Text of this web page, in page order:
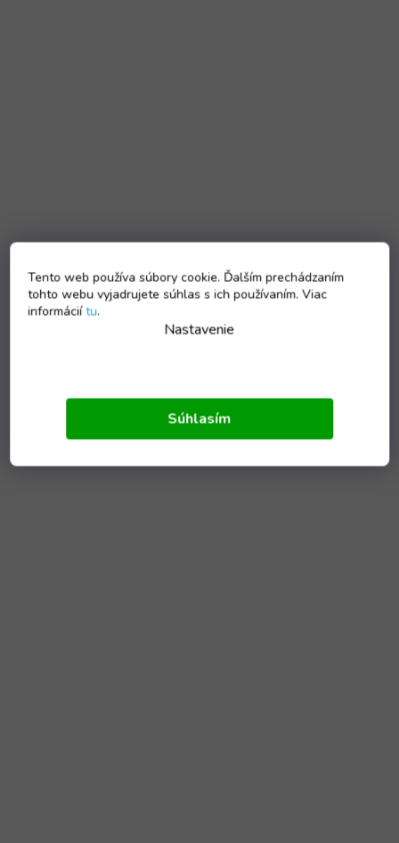
Tento web používa súbory cookie. Ďalším prechádzaním
tohto webu vyjadrujete súhlas s ich používaním. Viac
informáciítu.
Nastavenie
Súhlasím